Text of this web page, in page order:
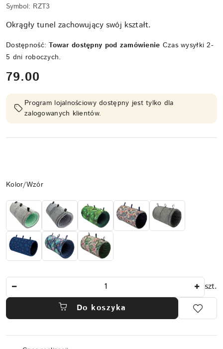
Symbol: RZT3
Okrągły tunel zachowujący swój kształt.
Dostępność:Towar dostępny pod zamówienie Czas wysyłki 2-
5 dni roboczych.
cena:
79.00
Program lojalnościowy dostępny jest tylko dla
zalogowanych klientów.
Wariant
Kolor/Wzór
szt.
Do koszyka
Dostępność